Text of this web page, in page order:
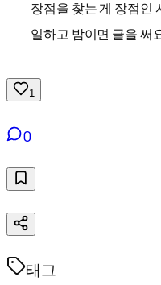
장점을 찾는 게 장점인
일하고 밤이면 글을 써
1
0
태그